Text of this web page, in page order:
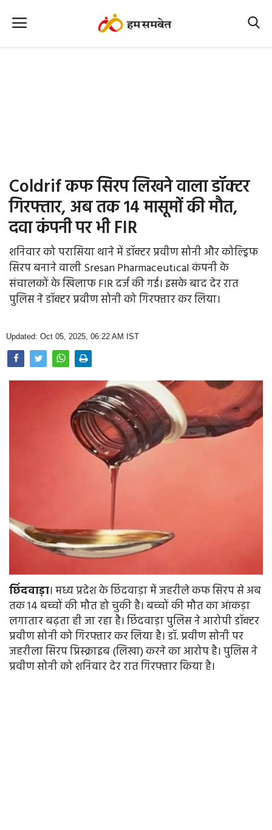
Office Office
Political Gossips
Farm & Food
Opinion
Photo Gallery
Home
Coldrif कफ सिरप लिखने वाला डॉक्टर
गिरफ्तार, अब तक 14 मासूमों की मौत,
दवा कंपनी पर भी FIR
शनिवार को परासिया थाने में डॉक्टर प्रवीण सोनी और कोल्ड्रिफ
सिरप बनाने वाली Sresan Pharmaceutical कंपनी के
संचालकों के खिलाफ FIR दर्ज की गई। इसके बाद देर रात
पुलिस ने डॉक्टर प्रवीण सोनी को गिरफ्तार कर लिया।
Updated: Oct 05, 2025, 06:22 AM IST
छिंदवाड़ा। मध्य प्रदेश के छिंदवाड़ा में जहरीले कफ सिरप से अब
तक 14 बच्चों की मौत हो चुकी है। बच्चों की मौत का आंकड़ा
लगातार बढ़ता ही जा रहा है। छिंदवाड़ा पुलिस ने आरोपी डॉक्टर
प्रवीण सोनी को गिरफ्तार कर लिया है। डॉ. प्रवीण सोनी पर
जहरीला सिरप प्रिस्क्राइब (लिखा) करने का आरोप है। पुलिस ने
प्रवीण सोनी को शनिवार देर रात गिरफ्तार किया है।